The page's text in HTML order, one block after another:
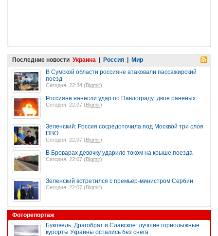
Последние новости Украина Россия
Мир
В Сумской области россияне атаковали пассажирский
поезд
Сегодня, 22:34 (Bigmir)
Россияне нанесли удар по Павлограду: двое раненых
Сегодня, 22:07 (Bigmir)
Зеленский: Россия сосредоточила под Москвой три слоя
ПВО
Сегодня, 22:07 (Bigmir)
В Броварах девочку ударило током на крыше поезда
Сегодня, 22:07 (Bigmir)
Зеленский встретился с премьер-министром Сербии
Сегодня, 22:07 (Bigmir)
Фоторепортаж
Буковель, Драгобрат и Славское: лучшие горнолыжные
курорты Украины остались без снега